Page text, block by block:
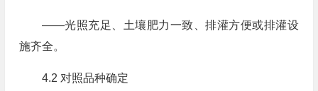
——光照充足、土壤肥力一致、排灌方便或排灌设
施齐全。
4.2 对照品种确定